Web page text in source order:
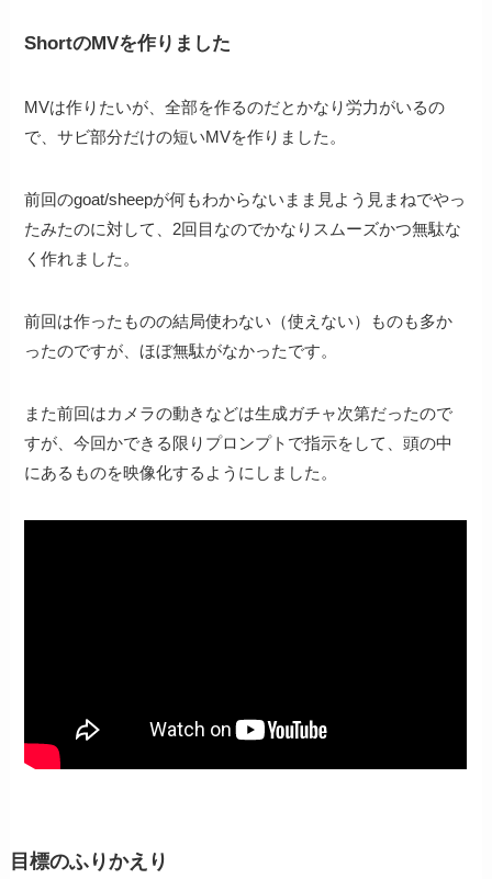
ShortのMVを作りました
MVは作りたいが、全部を作るのだとかなり労力がいるの
で、サビ部分だけの短いMVを作りました。
前回のgoat/sheepが何もわからないまま見よう見まねでやっ
たみたのに対して、2回目なのでかなりスムーズかつ無駄な
く作れました。
前回は作ったものの結局使わない（使えない）ものも多か
ったのですが、ほぼ無駄がなかったです。
また前回はカメラの動きなどは生成ガチャ次第だったので
すが、今回かできる限りプロンプトで指示をして、頭の中
にあるものを映像化するようにしました。
目標のふりかえり